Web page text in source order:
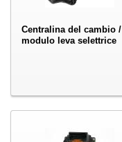
Centralina del cambio /
modulo leva selettrice